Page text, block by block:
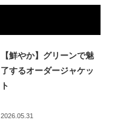
【鮮やか】グリーンで魅
了するオーダージャケッ
ト
2026.05.31